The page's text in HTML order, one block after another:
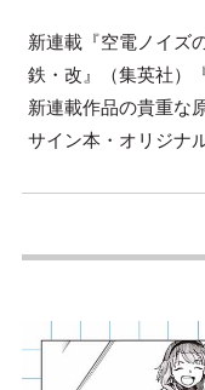
新連載『空電ノイズ
鉄・改』（集英社）
新連載作品の貴重な
サイン本・オリジナ